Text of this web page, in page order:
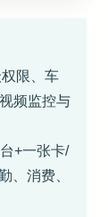
限、车
频监控与
+一张卡/
、消费、